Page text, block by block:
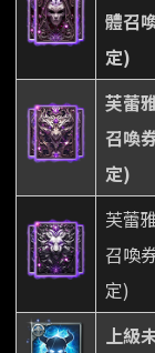
體召
定)
芙蕾
召喚
定)
芙蕾
召喚
定)
上級